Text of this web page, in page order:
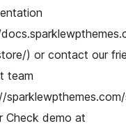
) or contact our
team
sparklewpthemes.com/
Check demo at